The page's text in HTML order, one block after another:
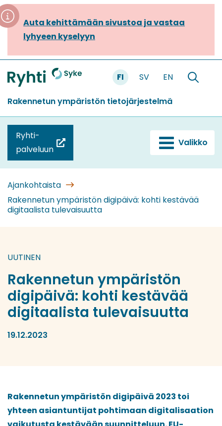
Siirry
sisältöönAuta kehittämään sivustoa ja vastaa
lyhyeen kyselyyn
Etusivu
FI SV EN
Hae
Rakennetun ympäristön tietojärjestelmä
Ryhti-
palveluun
(siirryt
toiseen
Valikko
Ajankohtaista
Rakennetun ympäristön digipäivä: kohti kestävää
digitaalista tulevaisuutta
UUTINEN
Rakennetun ympäristön
digipäivä: kohti kestävää
digitaalista tulevaisuutta
19.12.2023
Rakennetun ympäristön digipäivä 2023 toi
yhteen asiantuntijat pohtimaan digitalisaation